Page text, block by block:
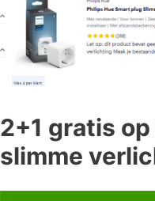
2+1 gratis
slimme